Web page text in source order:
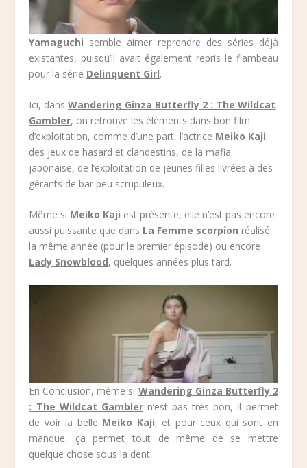
Yamaguchi semble aimer reprendre des séries déjà
existantes, puisqu’il avait également repris le flambeau
pour la série Delinquent Girl.
Ici, dansWandering Ginza Butterfly 2 : The Wildcat
Gambler, on retrouve les éléments dans bon film
d’exploitation, comme d’une part, l’actrice Meiko Kaji,
des jeux de hasard et clandestins, de la mafia
japonaise, de l’exploitation de jeunes filles livrées à des
gérants de bar peu scrupuleux.
Même si Meiko Kaji est présente, elle n’est pas encore
aussi puissante que dans La Femme scorpion réalisé
la même année (pour le premier épisode) ou encore
Lady Snowblood, quelques années plus tard.
En Conclusion, même si Wandering Ginza Butterfly 2
: The Wildcat Gamblern’est pas très bon, il permet
de voir la belle Meiko Kaji, et pour ceux qui sont en
manque, ça permet tout de même de se mettre
quelque chose sous la dent.